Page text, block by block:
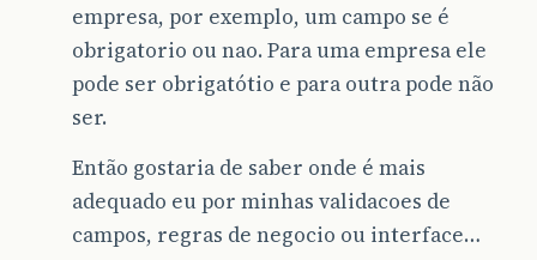
empresa, por exemplo, um campo se é
obrigatorio ou nao. Para uma empresa ele
pode ser obrigatótio e para outra pode não
ser.
Então gostaria de saber onde é mais
adequado eu por minhas validacoes de
campos, regras de negocio ou interface…